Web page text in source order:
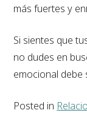
más fuertes y
Si sientes que
no dudes en
emocional debe
Posted in